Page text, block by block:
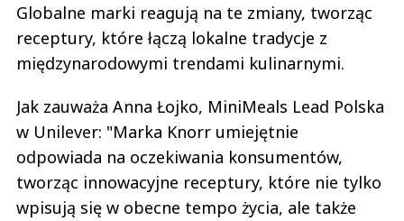
Globalne marki reagują na te zmiany, tworząc
receptury, które łączą lokalne tradycje z
międzynarodowymi trendami kulinarnymi.
Jak zauważa Anna Łojko, MiniMeals Lead Polska
w Unilever: "Marka Knorr umiejętnie
odpowiada na oczekiwania konsumentów,
tworząc innowacyjne receptury, które nie tylko
wpisują się w obecne tempo życia, ale także